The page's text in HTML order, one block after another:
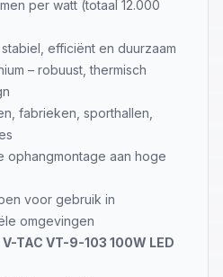
per watt (totaal 12.000
stabiel, efficiënt en duurzaam
– robuust, thermisch
fabrieken, sporthallen,
ophangmontage aan hoge
voor gebruik in
omgevingen
TAC VT-9-103 100W LED